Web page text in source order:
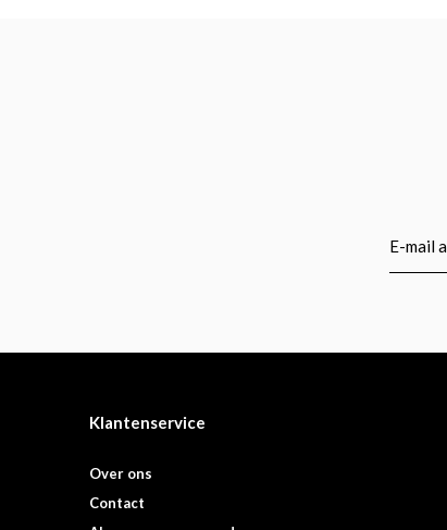
Klantenservice
Over ons
Contact